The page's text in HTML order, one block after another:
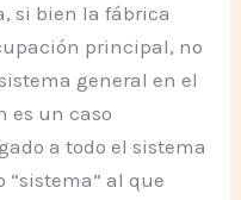
si bien la fábrica
principal, no
general en el
es un caso
a todo el sistema
“sistema” al que